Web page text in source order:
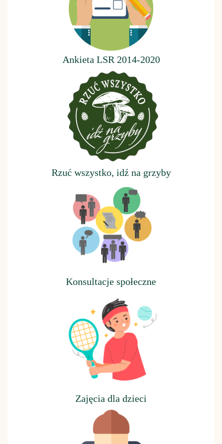
Ankieta LSR 2014-2020
Rzuć wszystko, idź na grzyby
Konsultacje społeczne
Zajęcia dla dzieci